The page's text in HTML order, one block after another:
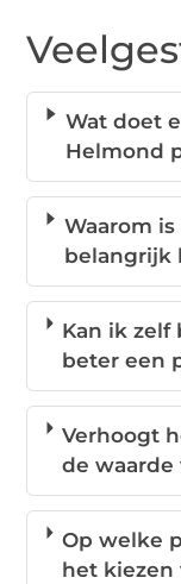
Wat doet
Helmond
Waarom
belangrijk
Kan ik zelf
beter een
Verhoogt
de
Op welke
het kiezen